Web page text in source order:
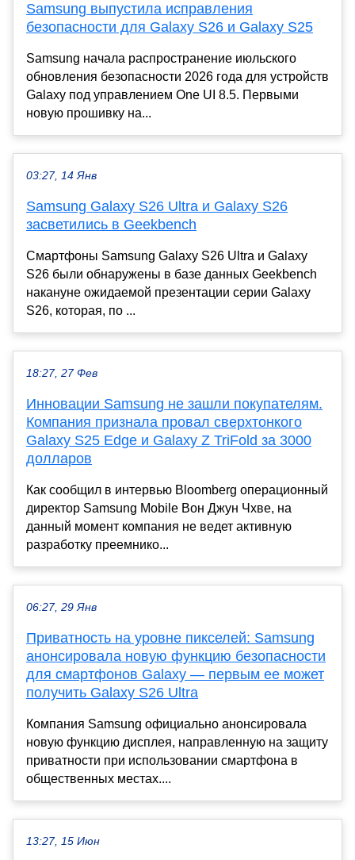
Samsung выпустила исправления
безопасности для Galaxy S26 и Galaxy S25
Samsung начала распространение июльского
обновления безопасности 2026 года для устройств
Galaxy под управлением One UI 8.5. Первыми
новую прошивку на...
03:27, 14 Янв
Samsung Galaxy S26 Ultra и Galaxy S26
засветились в Geekbench
Смартфоны Samsung Galaxy S26 Ultra и Galaxy
S26 были обнаружены в базе данных Geekbench
накануне ожидаемой презентации серии Galaxy
S26, которая, по ...
18:27, 27 Фев
Инновации Samsung не зашли покупателям.
Компания признала провал сверхтонкого
Galaxy S25 Edge и Galaxy Z TriFold за 3000
долларов
Как сообщил в интервью Bloomberg операционный
директор Samsung Mobile Вон Джун Чхве, на
данный момент компания не ведет активную
разработку преемнико...
06:27, 29 Янв
Приватность на уровне пикселей: Samsung
анонсировала новую функцию безопасности
для смартфонов Galaxy — первым ее может
получить Galaxy S26 Ultra
Компания Samsung официально анонсировала
новую функцию дисплея, направленную на защиту
приватности при использовании смартфона в
общественных местах....
13:27, 15 Июн